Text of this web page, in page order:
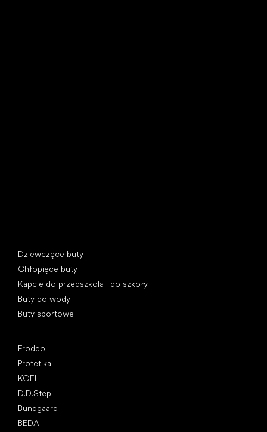
Dziewczęce buty
Chłopięce buty
Kapcie do przedszkola i do szkoły
Buty do wody
Buty sportowe
Froddo
Protetika
KOEL
D.D.Step
Bundgaard
BEDA